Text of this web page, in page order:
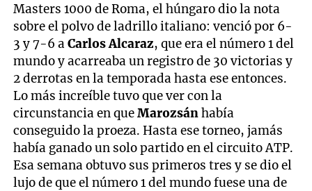
Masters 1000 de Roma, el húngaro dio la nota
sobre el polvo de ladrillo italiano: venció por 6-
3 y 7-6 aCarlos Alcaraz, que era el número 1 del
mundo y acarreaba un registro de 30 victorias y
2 derrotas en la temporada hasta ese entonces.
Lo más increíble tuvo que ver con la
circunstancia en queMarozsánhabía
conseguido la proeza. Hasta ese torneo, jamás
había ganado un solo partido en el circuito ATP.
Esa semana obtuvo sus primeros tres y se dio el
lujo de que el número 1 del mundo fuese una de